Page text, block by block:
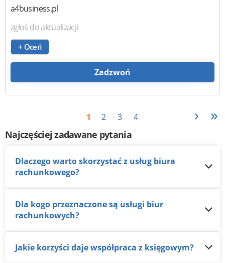
a4business.pl
zgłoś do aktualizacji
+ Oceń
Zadzwoń
1 2 3 4 › »
Najczęściej zadawane pytania
Dlaczego warto skorzystać z usług biura
rachunkowego?
Dla kogo przeznaczone są usługi biur
rachunkowych?
Jakie korzyści daje współpraca z księgowym?